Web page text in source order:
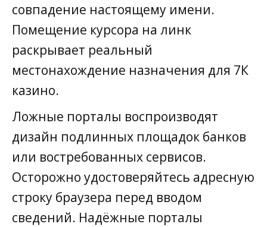
совпадение настоящему имени.
Помещение курсора на линк
раскрывает реальный
местонахождение назначения для 7К
казино.
Ложные порталы воспроизводят
дизайн подлинных площадок банков
или востребованных сервисов.
Осторожно удостоверяйтесь адресную
строку браузера перед вводом
сведений. Надёжные порталы